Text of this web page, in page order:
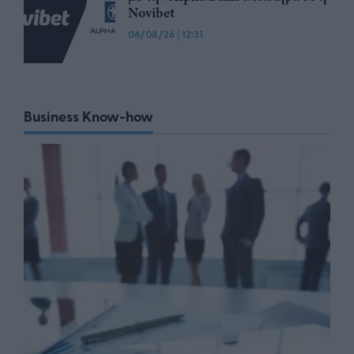
Novibet
06/08/26 | 12:31
Business Know-how